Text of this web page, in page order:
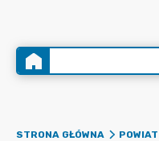
STRONA GŁÓWNA